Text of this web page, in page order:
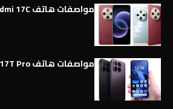
مواصفات هاتف Xiaomi Redmi 17C كاملة
مواصفات هاتف Xiaomi 17T Pro كاملة